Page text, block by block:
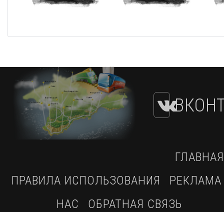
ГЛАВНАЯ
ПРАВИЛА ИСПОЛЬЗОВАНИЯ
РЕКЛАМА
НАС
ОБРАТНАЯ СВЯЗЬ